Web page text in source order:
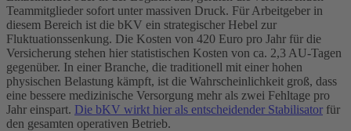
Teammitglieder sofort unter massiven Druck. Für Arbeitgeber in
diesem Bereich ist die bKV ein strategischer Hebel zur
Fluktuationssenkung. Die Kosten von 420 Euro pro Jahr für die
Versicherung stehen hier statistischen Kosten von ca. 2,3 AU-Tagen
gegenüber. In einer Branche, die traditionell mit einer hohen
physischen Belastung kämpft, ist die Wahrscheinlichkeit groß, dass
eine bessere medizinische Versorgung mehr als zwei Fehltage pro
Jahr einspart. Die bKV wirkt hier als entscheidender Stabilisator für
den gesamten operativen Betrieb.